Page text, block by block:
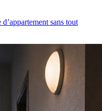
sans tout